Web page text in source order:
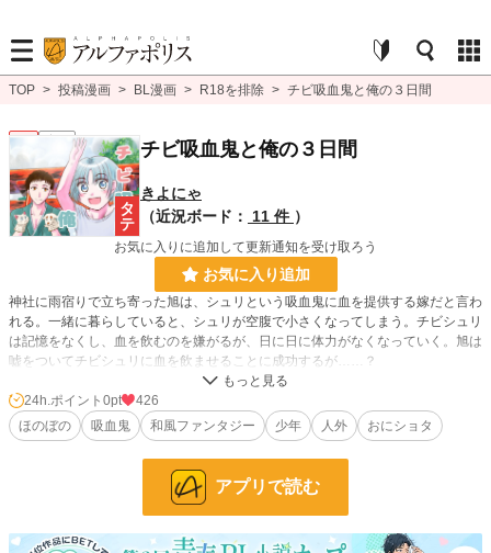
TOP > 投稿漫画 > BL漫画 > R18を排除 > チビ吸血鬼と俺の３日間
BL チビ吸血鬼と俺の３日間
きよにゃ
（近況ボード：
11 件 ）
お気に入りに追加して更新通知を受け取ろう
お気に入り追加
神社に雨宿りで立ち寄った旭は、シュリという吸血鬼に血を提供する嫁だと言わ
れる。一緒に暮らしていると、シュリが空腹で小さくなってしまう。チビシュリ
は記憶をなくし、血を飲むのを嫌がるが、日に日に体力がなくなっていく。旭は
嘘をついてチビシュリに血を飲ませることに成功するが……？
BL漫画 1,406 位 / 1,406 件
24h.ポイント 0pt
426
ほのぼの
吸血鬼 和風ファンタジー 少年 人外 おにショタ
アプリで読む